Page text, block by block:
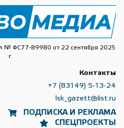
№ ФС77-89980 от 22 сентября 2025
г.
ПОДПИСКА И РЕКЛАМА
СПЕЦПРОЕКТЫ
Контакты
+7 (83149) 5-13-24
lsk_gazett@list.ru